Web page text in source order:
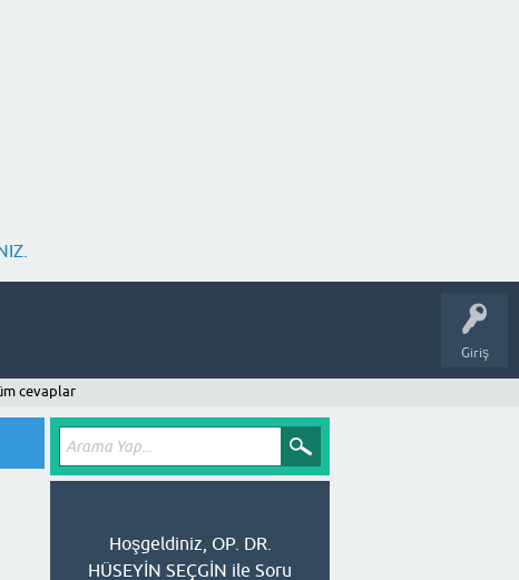
Giriş
cevaplar
Hoşgeldiniz, OP. DR.
HÜSEYİN SEÇGİN ile Soru